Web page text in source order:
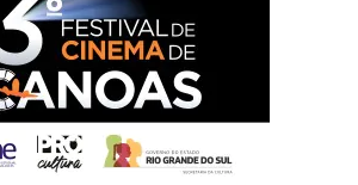
um
contínuo ao longo
com as atletas
integram a